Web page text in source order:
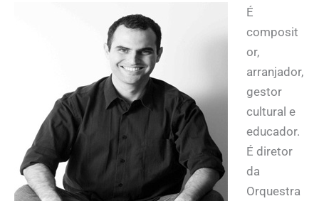
É
composit
or,
arranjador,
gestor
cultural e
educador.
É diretor
da
Orquestra